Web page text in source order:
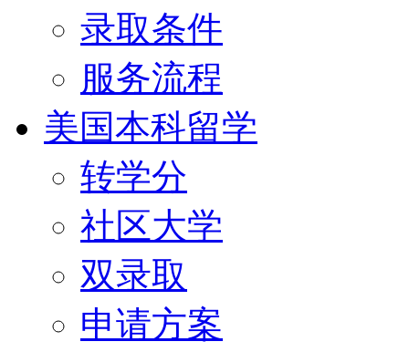
录取条件
服务流程
美国本科留学
转学分
社区大学
双录取
申请方案